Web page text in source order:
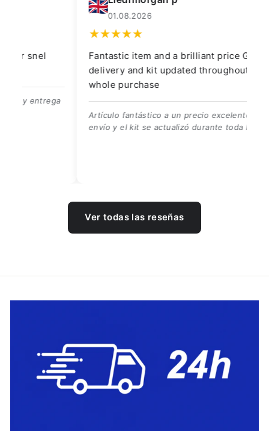
01.08.2026
Fantastic item and a brilliant price Good
delivery and kit updated throughout the
whole purchase
Artículo fantástico a un precio excelente. Buen
envío y el kit se actualizó durante toda la compra.
Ver todas las reseñas